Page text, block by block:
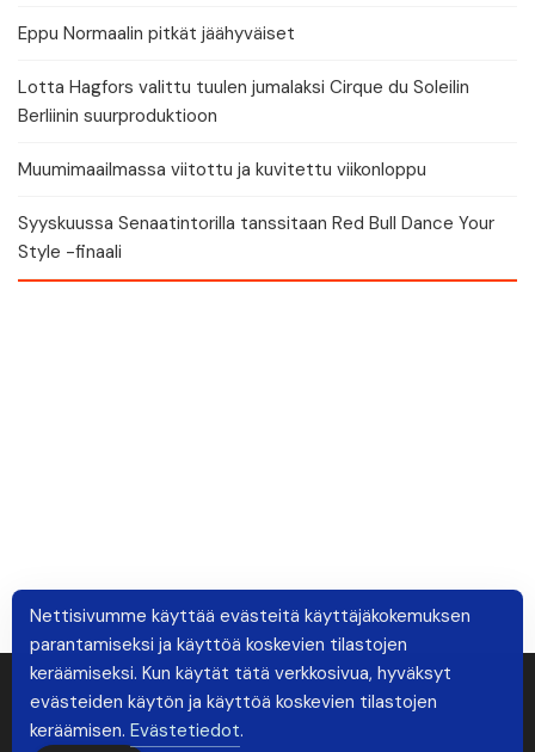
Eppu Normaalin pitkät jäähyväiset
Lotta Hagfors valittu tuulen jumalaksi Cirque du Soleilin
Berliinin suurproduktioon
Muumimaailmassa viitottu ja kuvitettu viikonloppu
Syyskuussa Senaatintorilla tanssitaan Red Bull Dance Your
Style -finaali
Nettisivumme käyttää evästeitä käyttäjäkokemuksen
parantamiseksi ja käyttöä koskevien tilastojen
keräämiseksi. Kun käytät tätä verkkosivua, hyväksyt
evästeiden käytön ja käyttöä koskevien tilastojen
keräämisen. Evästetiedot.